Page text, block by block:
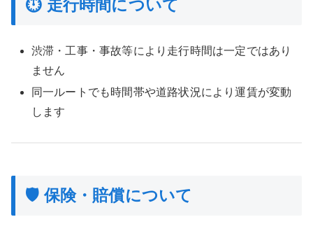
⏱ 走行時間について
渋滞・工事・事故等により走行時間は一定ではあり
ません
同一ルートでも時間帯や道路状況により運賃が変動
します
🛡 保険・賠償について